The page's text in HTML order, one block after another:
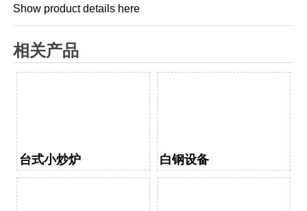
Show product details here
相关产品
台式小炒炉 白钢设备